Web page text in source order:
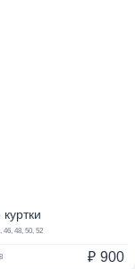
46, 48, 50, 52
₽ 900